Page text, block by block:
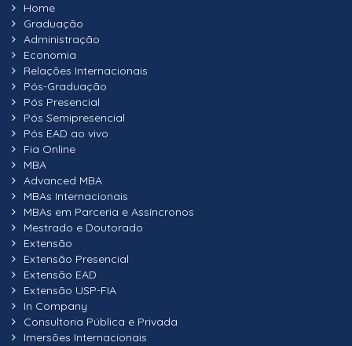
Home
Graduação
Administração
Economia
Relações Internacionais
Pós-Graduação
Pós Presencial
Pós Semipresencial
Pós EAD ao vivo
Fia Online
MBA
Advanced MBA
MBAs Internacionais
MBAs em Parceria e Assíncronos
Mestrado e Doutorado
Extensão
Extensão Presencial
Extensão EAD
Extensão USP-FIA
In Company
Consultoria Pública e Privada
Imersões Internacionais